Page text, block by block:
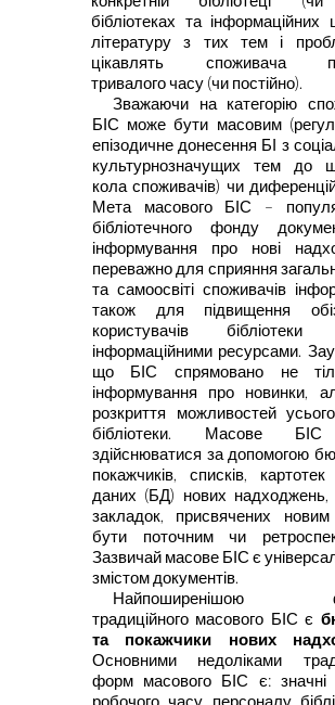
бібліотеках та інформаційних
літературу з тих тем і
цікавлять споживача
тривалого часу (чи постійно).
Зважаючи на категорію
БІС може бути масовим
епізодичне донесення БІ з
культурнозначущих тем до
кола споживачів) чи
Мета масового БІС –
бібліотечного фонду
інформування про нові
переважно для сприяння
та самоосвіті споживачів
також для підвищення
користувачів
інформаційними ресурсами.
що БІС спрямовано не
інформування про новинки,
розкриття можливостей
бібліотеки. Масове
здійснюватися за допомогою
покажчиків, списків,
даних (БД) нових надходжень,
закладок, присвячених новим
бути поточнимчи
Зазвичай масове БІС є
змістом документів.
Найпоширенішою
традиційного масового БІС є
та покажчики нових
Основними недоліками
форм масового БІС є:
робочого часу персоналу